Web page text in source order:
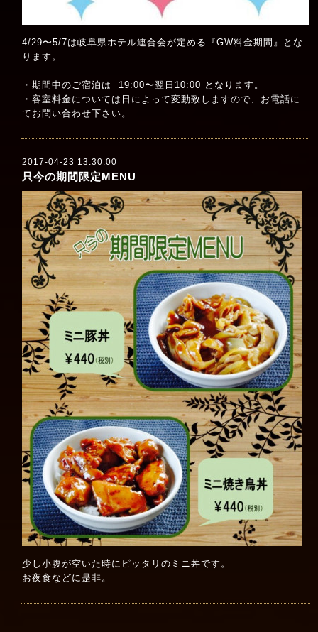
4/29〜5/7は岐阜県ホテル連合会が定める『GW料金期間』とな
ります。
・期間中のご宿泊は 19:00〜翌日10:00 となります。
・客室料金については日によって変動致しますので、お電話に
てお問い合わせ下さい。
2017-04-23 13:30:00
只今の期間限定MENU
少し小腹が空いた時にピッタリのミニ丼です。
お夜食などに是非。